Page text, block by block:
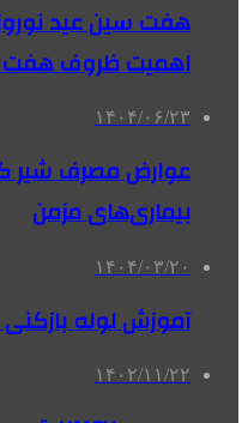
اهمیت ظروف
۱۴۰۴/۰۶/۲۳
عوارض مصرف شیر
بیماری‌های مزمن
۱۴۰۴/۰۳/۲۰
آموزش لوله
۱۴۰۲/۱۱/۲۲